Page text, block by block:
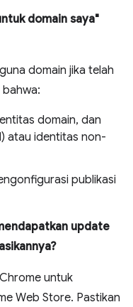
domain saya"
domain jika telah
domain, dan
atau identitas non-
publikasi
update
untuk
Web Store. Pastikan